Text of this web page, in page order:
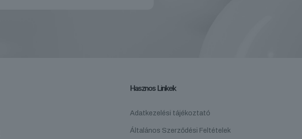
Hasznos Linkek
Adatkezelési tájékoztató
Általános Szerződési Feltételek